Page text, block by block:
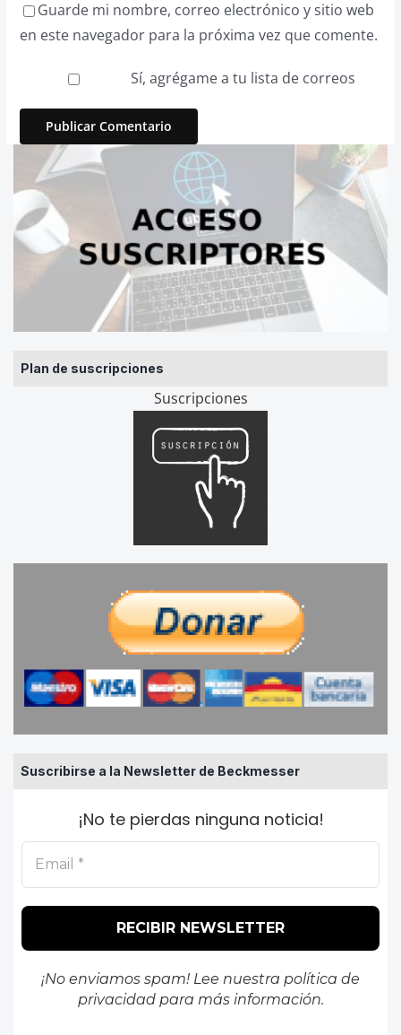
Plan de suscripciones
Suscripciones
Suscribirse a la Newsletter de Beckmesser
¡No te pierdas ninguna noticia!
¡No enviamos spam! Lee nuestra política de
privacidadpara más información.
Guarde mi nombre, correo electrónico y sitio web
en este navegador para la próxima vez que comente.
Sí, agrégame a tu lista de correos